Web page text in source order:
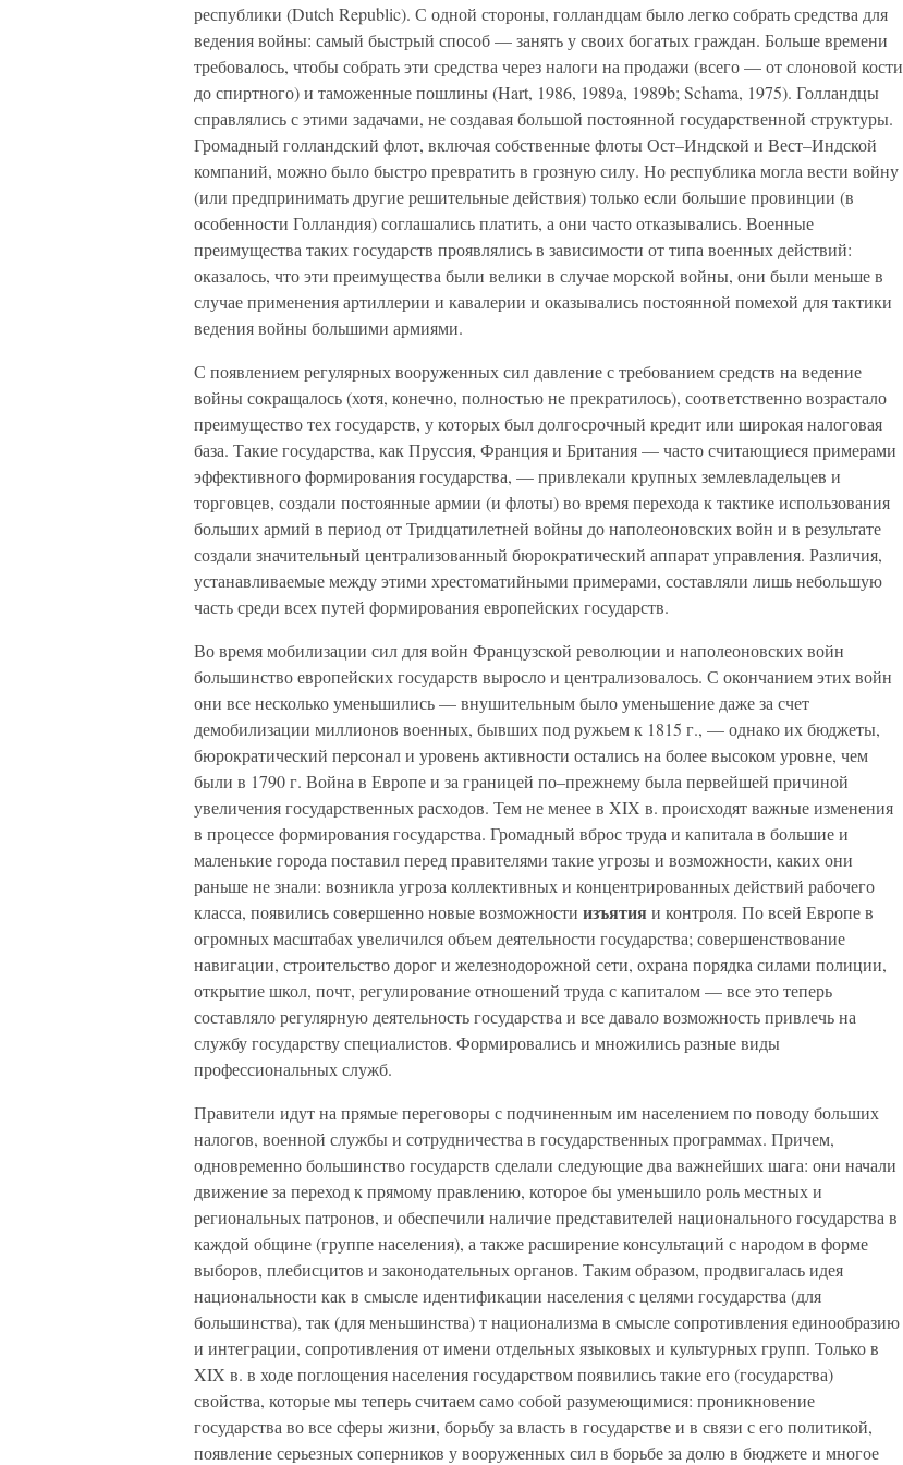
республики (Dutch Republic). С одной стороны, голландцам было легко собрать средства для
ведения войны: самый быстрый способ — занять у своих богатых граждан. Больше времени
требовалось, чтобы собрать эти средства через налоги на продажи (всего — от слоновой кости
до спиртного) и таможенные пошлины (Hart, 1986, 1989a, 1989b; Schama, 1975). Голландцы
справлялись с этими задачами, не создавая большой постоянной государственной структуры.
Громадный голландский флот, включая собственные флоты Ост–Индской и Вест–Индской
компаний, можно было быстро превратить в грозную силу. Но республика могла вести войну
(или предпринимать другие решительные действия) только если большие провинции (в
особенности Голландия) соглашались платить, а они часто отказывались. Военные
преимущества таких государств проявлялись в зависимости от типа военных действий:
оказалось, что эти преимущества были велики в случае морской войны, они были меньше в
случае применения артиллерии и кавалерии и оказывались постоянной помехой для тактики
ведения войны большими армиями.
С появлением регулярных вооруженных сил давление с требованием средств на ведение
войны сокращалось (хотя, конечно, полностью не прекратилось), соответственно возрастало
преимущество тех государств, у которых был долгосрочный кредит или широкая налоговая
база. Такие государства, как Пруссия, Франция и Британия — часто считающиеся примерами
эффективного формирования государства, — привлекали крупных землевладельцев и
торговцев, создали постоянные армии (и флоты) во время перехода к тактике использования
больших армий в период от Тридцатилетней войны до наполеоновских войн и в результате
создали значительный централизованный бюрократический аппарат управления. Различия,
устанавливаемые между этими хрестоматийными примерами, составляли лишь небольшую
часть среди всех путей формирования европейских государств.
Во время мобилизации сил для войн Французской революции и наполеоновских войн
большинство европейских государств выросло и централизовалось. С окончанием этих войн
они все несколько уменьшились — внушительным было уменьшение даже за счет
демобилизации миллионов военных, бывших под ружьем к 1815 г., — однако их бюджеты,
бюрократический персонал и уровень активности остались на более высоком уровне, чем
были в 1790 г. Война в Европе и за границей по–прежнему была первейшей причиной
увеличения государственных расходов. Тем не менее в XIX в. происходят важные изменения
в процессе формирования государства. Громадный вброс труда и капитала в большие и
маленькие города поставил перед правителями такие угрозы и возможности, каких они
раньше не знали: возникла угроза коллективных и концентрированных действий рабочего
класса, появились совершенно новые возможности изъятия и контроля. По всей Европе в
огромных масштабах увеличился объем деятельности государства; совершенствование
навигации, строительство дорог и железнодорожной сети, охрана порядка силами полиции,
открытие школ, почт, регулирование отношений труда с капиталом — все это теперь
составляло регулярную деятельность государства и все давало возможность привлечь на
службу государству специалистов. Формировались и множились разные виды
профессиональных служб.
Правители идут на прямые переговоры с подчиненным им населением по поводу больших
налогов, военной службы и сотрудничества в государственных программах. Причем,
одновременно большинство государств сделали следующие два важнейших шага: они начали
движение за переход к прямому правлению, которое бы уменьшило роль местных и
региональных патронов, и обеспечили наличие представителей национального государства в
каждой общине (группе населения), а также расширение консультаций с народом в форме
выборов, плебисцитов и законодательных органов. Таким образом, продвигалась идея
национальности как в смысле идентификации населения с целями государства (для
большинства), так (для меньшинства) т национализма в смысле сопротивления единообразию
и интеграции, сопротивления от имени отдельных языковых и культурных групп. Только в
XIX в. в ходе поглощения населения государством появились такие его (государства)
свойства, которые мы теперь считаем само собой разумеющимися: проникновение
государства во все сферы жизни, борьбу за власть в государстве и в связи с его политикой,
появление серьезных соперников у вооруженных сил в борьбе за долю в бюджете и многое